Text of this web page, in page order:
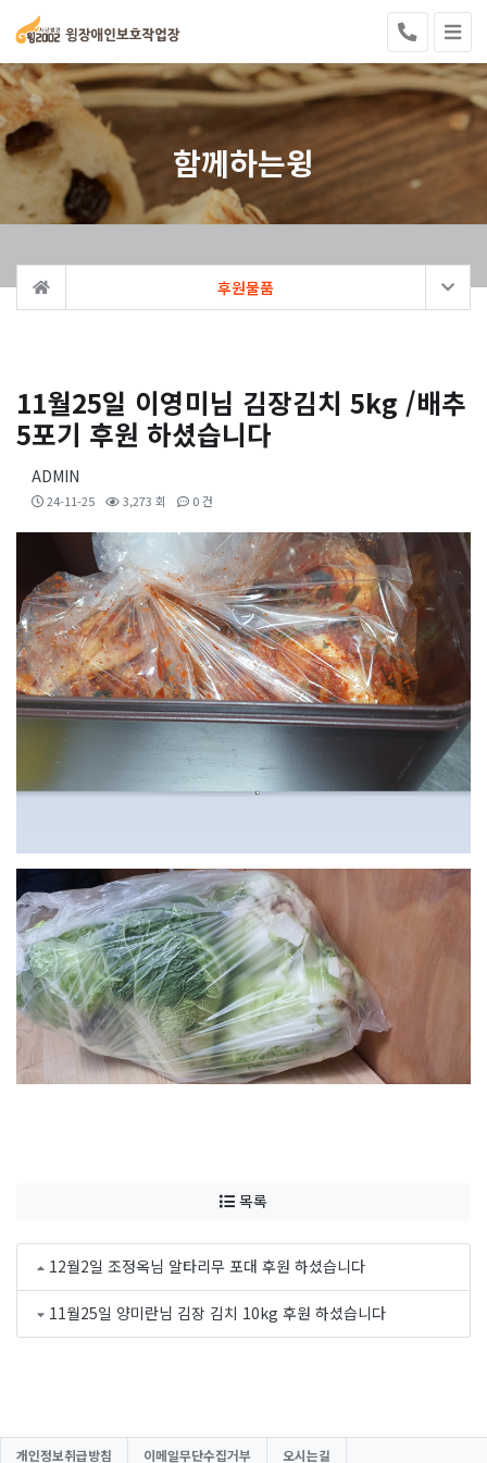
함께하는윙
후원물품
11월25일 이영미님 김장김치 5kg /배추
5포기 후원 하셨습니다
ADMIN
24-11-25 3,273 회 0 건
목록
12월2일 조정옥님 알타리무 포대 후원 하셨습니다
11월25일 양미란님 김장 김치 10kg 후원 하셨습니다
개인정보취급방침 이메일무단수집거부 오시는길